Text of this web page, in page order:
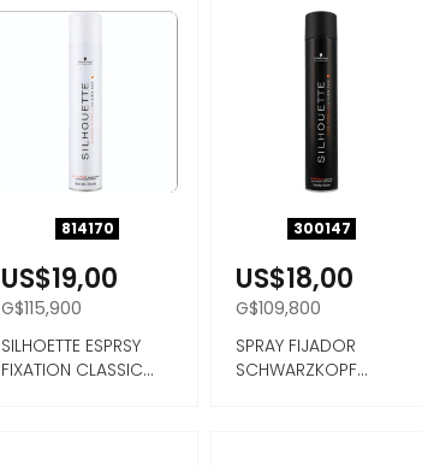
814170
US$19,00
G$115,900
SILHOETTE ESPRSY
FIXATION CLASSIC
300147
US$18,00
G$109,800
SPRAY FIJADOR
SCHWARZKOPF